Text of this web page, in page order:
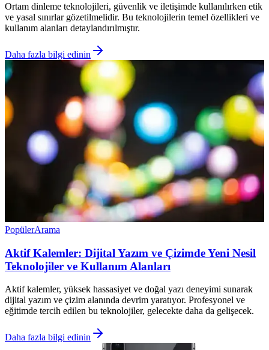
Ortam dinleme teknolojileri, güvenlik ve iletişimde kullanılırken etik
ve yasal sınırlar gözetilmelidir. Bu teknolojilerin temel özellikleri ve
kullanım alanları detaylandırılmıştır.
Daha fazla bilgi edinin
PopülerArama
Aktif Kalemler: Dijital Yazım ve Çizimde Yeni Nesil
Teknolojiler ve Kullanım Alanları
Aktif kalemler, yüksek hassasiyet ve doğal yazı deneyimi sunarak
dijital yazım ve çizim alanında devrim yaratıyor. Profesyonel ve
eğitimde tercih edilen bu teknolojiler, gelecekte daha da gelişecek.
Daha fazla bilgi edinin